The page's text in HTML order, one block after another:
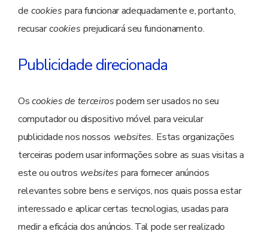
de cookies para funcionar adequadamente e, portanto,
recusarcookies prejudicará seu funcionamento.
Publicidade direcionada
Oscookies de terceirospodem ser usados no seu
computador ou dispositivo móvel para veicular
publicidade nos nossos websites. Estas organizações
terceiras podem usar informações sobre as suas visitas a
este ou outros websites para fornecer anúncios
relevantes sobre bens e serviços, nos quais possa estar
interessado e aplicar certas tecnologias, usadas para
medir a eficácia dos anúncios. Tal pode ser realizado